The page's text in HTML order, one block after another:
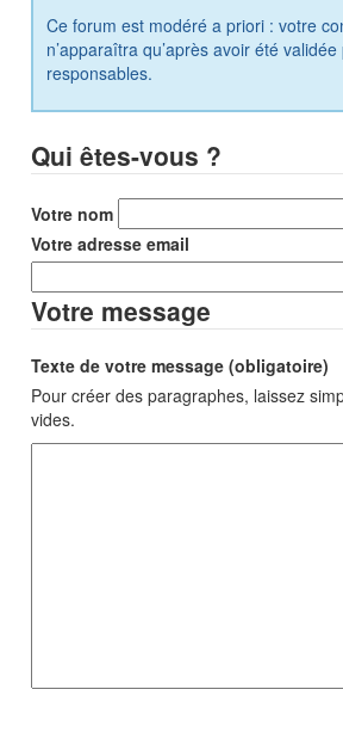
Ce forum est modéré a priori : votre
n’apparaîtra qu’après avoir été
responsables.
Qui êtes-vous ?
Votre nom
Votre adresse email
Votre message
Texte de votre message (obligatoire)
Pour créer des paragraphes, laissez
vides.